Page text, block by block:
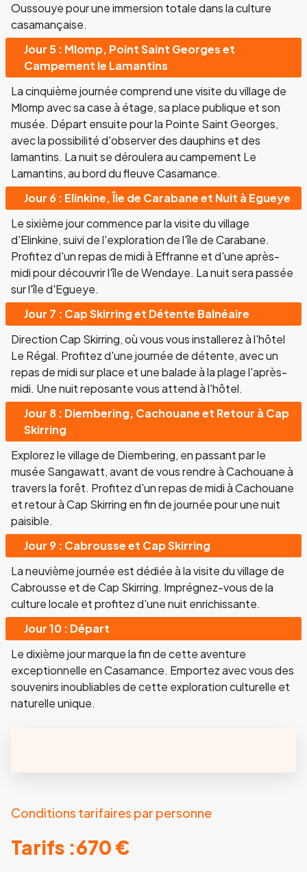
Oussouye pour une immersion totale dans la culture
casamançaise.
Jour 5 : Mlomp, Point Saint Georges et
Campement le Lamantins
La cinquième journée comprend une visite du village de
Mlomp avec sa case à étage, sa place publique et son
musée. Départ ensuite pour la Pointe Saint Georges,
avec la possibilité d'observer des dauphins et des
lamantins. La nuit se déroulera au campement Le
Lamantins, au bord du fleuve Casamance.
Jour 6 : Elinkine, Île de Carabane et Nuit à Egueye
Le sixième jour commence par la visite du village
d'Elinkine, suivi de l'exploration de l'île de Carabane.
Profitez d'un repas de midi à Effranne et d'une après-
midi pour découvrir l'île de Wendaye. La nuit sera passée
sur l'île d'Egueye.
Jour 7 : Cap Skirring et Détente Balnéaire
Direction Cap Skirring, où vous vous installerez à l'hôtel
Le Régal. Profitez d'une journée de détente, avec un
repas de midi sur place et une balade à la plage l'après-
midi. Une nuit reposante vous attend à l'hôtel.
Jour 8 : Diembering, Cachouane et Retour à Cap
Skirring
Explorez le village de Diembering, en passant par le
musée Sangawatt, avant de vous rendre à Cachouane à
travers la forêt. Profitez d'un repas de midi à Cachouane
et retour à Cap Skirring en fin de journée pour une nuit
paisible.
Jour 9 : Cabrousse et Cap Skirring
La neuvième journée est dédiée à la visite du village de
Cabrousse et de Cap Skirring. Imprégnez-vous de la
culture locale et profitez d'une nuit enrichissante.
Jour 10 : Départ
Le dixième jour marque la fin de cette aventure
exceptionnelle en Casamance. Emportez avec vous des
souvenirs inoubliables de cette exploration culturelle et
naturelle unique.
Conditions tarifaires par personne
Tarifs :670 €